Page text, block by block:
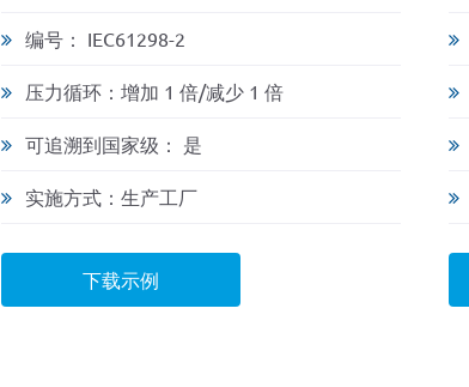
编号： IEC61298-2
压力循环：增加 1 倍/减少 1 倍
可追溯到国家级： 是
实施方式：生产工厂
下载示例